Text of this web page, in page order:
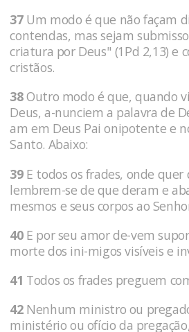
37Um modo é que não façam
contendas, mas sejam
criatura por Deus" (1Pd 2,13) e
cristãos.
38Outro modo é que, quando
Deus, a-nunciem a palavra de
am em Deus Pai onipotente e
Santo. Abaixo:
39E todos os frades, onde quer
lembrem-se de que deram e
mesmos e seus corpos ao
40E por seu amor de-vem
morte dos ini-migos visíveis e
41 Todos os frades preguem
42Nenhum ministro ou
ministério ou ofício da